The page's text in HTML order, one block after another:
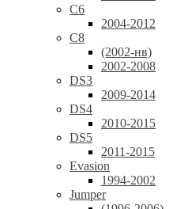
C6
2004-2012
C8
(2002-нв)
2002-2008
DS3
2009-2014
DS4
2010-2015
DS5
2011-2015
Evasion
1994-2002
Jumper